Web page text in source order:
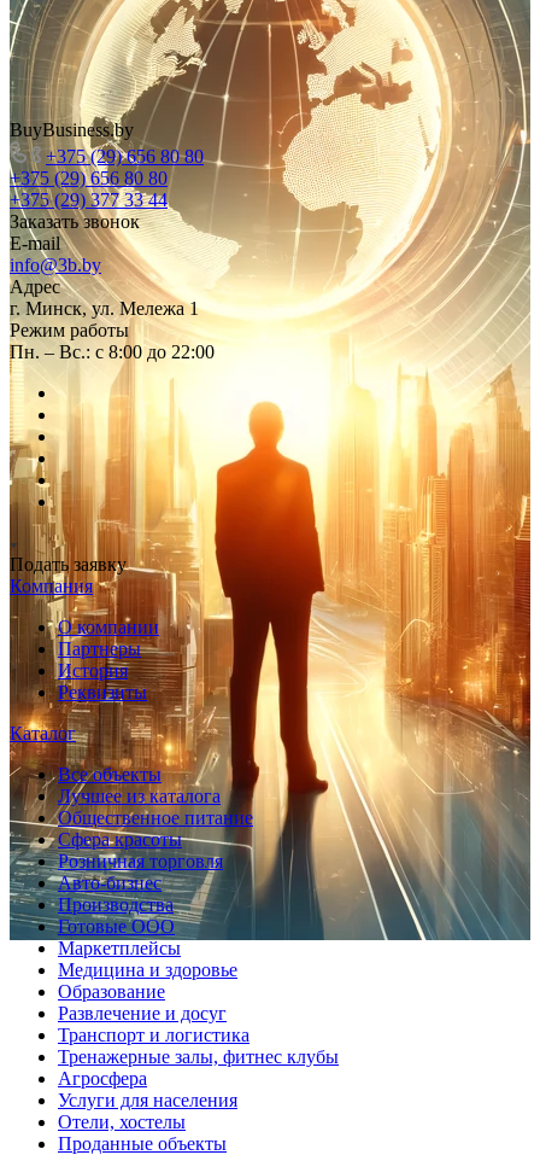
BuyBusiness.by
+375 (29) 656 80 80
+375 (29) 656 80 80
+375 (29) 377 33 44
Заказать звонок
E-mail
info@3b.by
Адрес
г. Минск, ул. Мележа 1
Режим работы
Пн. – Вс.: с 8:00 до 22:00
Подать заявку
Компания
О компании
Партнеры
История
Реквизиты
Каталог
Все объекты
Лучшее из каталога
Общественное питание
Сфера красоты
Розничная торговля
Авто-бизнес
Производства
Готовые ООО
Маркетплейсы
Медицина и здоровье
Образование
Развлечение и досуг
Транспорт и логистика
Тренажерные залы, фитнес клубы
Агросфера
Услуги для населения
Отели, хостелы
Проданные объекты